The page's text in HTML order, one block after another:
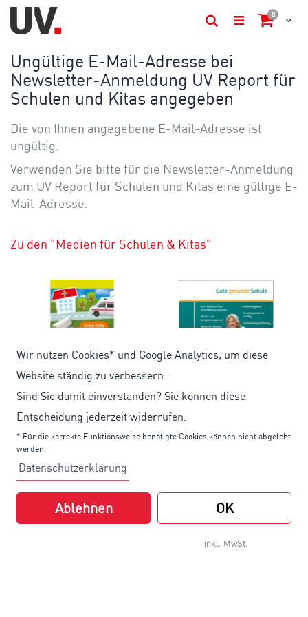
Wir nutzen Cookies* und Google Analytics, um diese
Website ständig zu verbessern.
Sind Sie damit einverstanden? Sie können diese
Entscheidung jederzeit widerrufen.
* Für die korrekte Funktionsweise benötigte Cookies können nicht abgeleht
werden.
Datenschutzerklärung
Ablehnen OK
Cart
0Artikel
Suche
Ungültige E-Mail-Adresse bei
Newsletter-Anmeldung UV Report für
Schulen und Kitas angegeben
Die von Ihnen angegebene E-Mail-Adresse ist
ungültig.
Verwenden Sie bitte für die Newsletter-Anmeldung
zum UV Report für Schulen und Kitas eine gültige E-
Mail-Adresse.
Zu den "Medien für Schulen & Kitas"
Erste Hilfe bei Kindern
- Was tun im Notfall?
2,85 €
Bereits ab 1,98 €
inkl. MwSt.
Gesund bleiben im
4,95 €
Bereits ab 3,80 €
inkl. MwSt.